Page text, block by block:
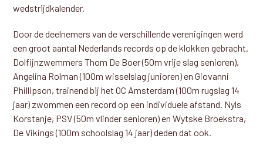
wedstrijdkalender.
Door de deelnemers van de verschillende verenigingen werd
een groot aantal Nederlands records op de klokken gebracht.
Dolfijnzwemmers Thom De Boer (50m vrije slag senioren),
Angelina Rolman (100m wisselslag junioren) en Giovanni
Phillipson, trainend bij het OC Amsterdam (100m rugslag 14
jaar) zwommen een record op een individuele afstand. Nyls
Korstanje, PSV (50m vlinder senioren) en Wytske Broekstra,
De Vikings (100m schoolslag 14 jaar) deden dat ook.